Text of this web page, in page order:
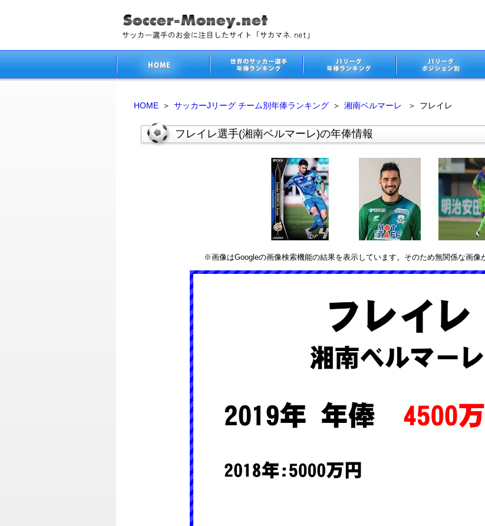
HOME ＞ サッカーJリーグ チーム別年俸ランキング ＞ 湘南ベルマーレ ＞ フレイレ
フレイレ選手(湘南ベルマーレ)の年俸情報
※画像はGoogleの画像検索機能の結果を表示しています。そのため無関係な画像